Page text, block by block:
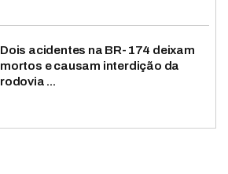
Dois acidentes na BR-174 deixam
mortos e causam interdição da
rodovia ...